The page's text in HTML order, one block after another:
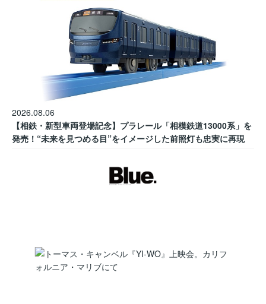
2026.08.06
【相鉄・新型車両登場記念】プラレール「相模鉄道13000系」を
発売！“未来を見つめる目”をイメージした前照灯も忠実に再現